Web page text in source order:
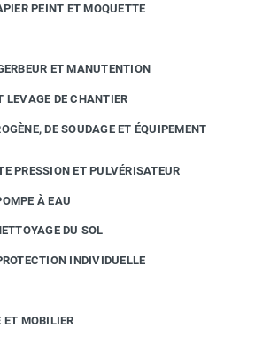
PEINT ET MOQUETTE
ET MANUTENTION
LEVAGE DE CHANTIER
DE SOUDAGE ET ÉQUIPEMENT
PRESSION ET PULVÉRISATEUR
À EAU
DU SOL
INDIVIDUELLE
ET MOBILIER